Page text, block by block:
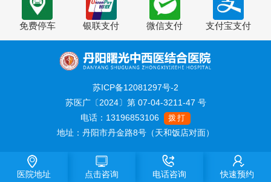
免费停车 银联支付 微信支付 支付宝支付
苏ICP备12081297号-2
苏医广〔2024〕第 07-04-3211-47 号
电话：13196853106
拨打
地址：丹阳市丹金路8号（天和饭店对面）
医院地址 点击咨询 电话咨询 快速预约